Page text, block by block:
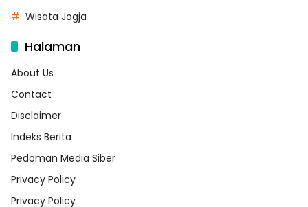
Wisata Jogja
Halaman
About Us
Contact
Disclaimer
Indeks Berita
Pedoman Media Siber
Privacy Policy
Privacy Policy